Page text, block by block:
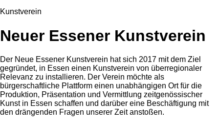
Kunstverein
Neuer Essener Kunstverein
Der Neue Essener Kunstverein hat sich 2017 mit dem Ziel
gegründet, in Essen einen Kunstverein von überregionaler
Relevanz zu installieren. Der Verein möchte als
bürgerschaftliche Plattform einen unabhängigen Ort für die
Produktion, Präsentation und Vermittlung zeitgenössischer
Kunst in Essen schaffen und darüber eine Beschäftigung mit
den drängenden Fragen unserer Zeit anstoßen.